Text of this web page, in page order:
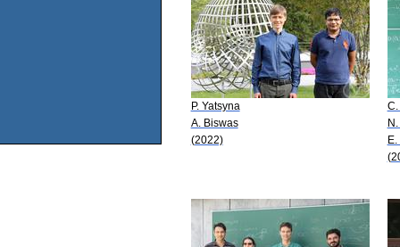
P. Yatsyna
A. Biswas
(2022)